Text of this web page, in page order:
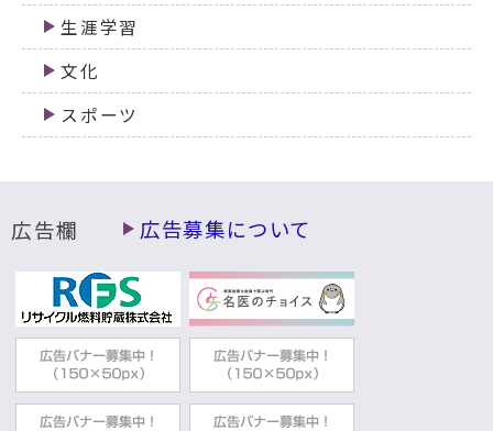
生涯学習
文化
スポーツ
広告欄 広告募集について